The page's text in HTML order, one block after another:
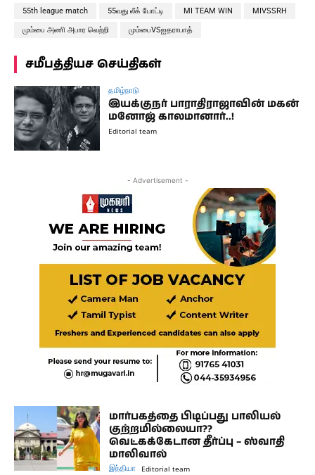
55th league match 55வது லீக் போட்டி MI TEAM WIN MIVSSRH
மும்பை அணி அபார வெற்றி மும்பைVSஐதராபாத்
சமீபத்தியச செய்திகள்
தமிழ்நாடு
இயக்குநர் பாராதிராஜாவின் மகன்
மனோஜ் காலமானார்..!
Editorial team
- Advertisement -
மார்பகத்தை பிடிப்பது பாலியல்
குற்றமில்லையா??
வெட்கக்கேடான தீர்ப்பு – ஸ்வாதி
மாலிவால்
இந்தியா Editorial team